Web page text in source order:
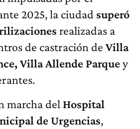
2025, la ciudad superó
realizadas a
de castración de Villa
Villa Allende Parquey
marcha del Hospital
de Urgencias,